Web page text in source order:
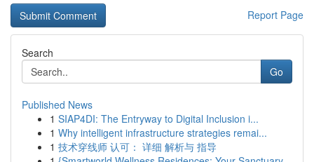
Report Page
Search
Go
Published News
1 SIAP4DI: The Entryway to Digital Inclusion i...
1 Why intelligent infrastructure strategies remai...
1 技术穿线师 认可： 详细 解析与 指导